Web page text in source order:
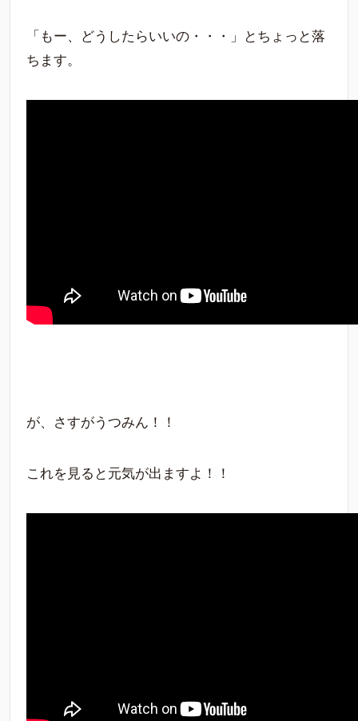
「もー、どうしたらいいの・・・」とちょっと落
ちます。
が、さすがうつみん！！
これを見ると元気が出ますよ！！